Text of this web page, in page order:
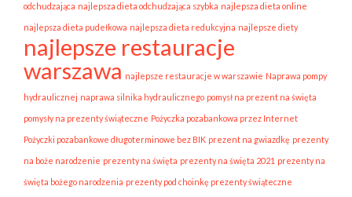
odchudzająca najlepsza dieta odchudzająca szybka najlepsza dieta online
najlepsza dieta pudełkowa najlepsza dieta redukcyjna najlepsze diety
najlepsze restauracje
warszawa najlepsze restauracje w warszawie Naprawa pompy
hydraulicznej naprawa silnika hydraulicznego pomysł na prezent na święta
pomysły na prezenty świąteczne Pożyczka pozabankowa przez Internet
Pożyczki pozabankowe długoterminowe bez BIK prezent na gwiazdkę prezenty
na boże narodzenie prezenty na święta prezenty na święta 2021 prezenty na
święta bożego narodzenia prezenty pod choinkę prezenty świąteczne